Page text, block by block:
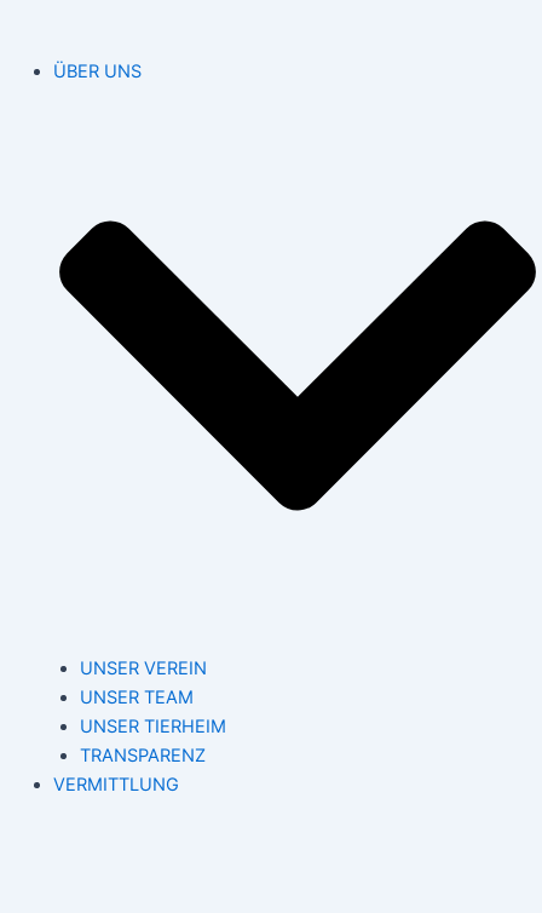
ÜBER UNS
UNSER VEREIN
UNSER TEAM
UNSER TIERHEIM
TRANSPARENZ
VERMITTLUNG